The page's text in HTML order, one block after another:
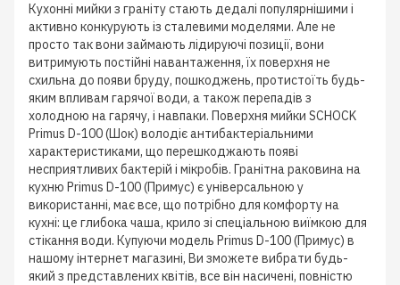
Кухонні мийки з граніту стають дедалі популярнішими і
активно конкурують із сталевими моделями. Але не
просто так вони займають лідируючі позиції, вони
витримують постійні навантаження, їх поверхня не
схильна до появи бруду, пошкоджень, протистоїть будь-
яким впливам гарячої води, а також перепадів з
холодною на гарячу, і навпаки. Поверхня мийки SCHOCK
Primus D-100 (Шок) володіє антибактеріальними
характеристиками, що перешкоджають появі
несприятливих бактерій і мікробів. Гранітна раковина на
кухню Primus D-100 (Примус) є універсальною у
використанні, має все, що потрібно для комфорту на
кухні: це глибока чаша, крило зі спеціальною виїмкою для
стікання води. Купуючи модель Primus D-100 (Примус) в
нашому інтернет магазині, Ви зможете вибрати будь-
який з представлених квітів, все він насичені, повністю